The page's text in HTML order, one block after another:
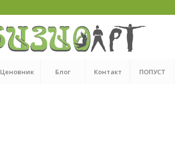
Ценовник Блог Контакт ПОПУСТ